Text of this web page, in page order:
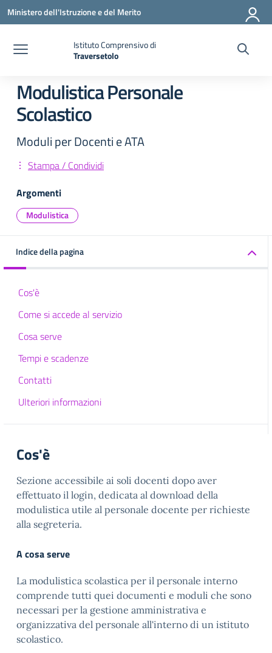
Vai ai contenuti
Vai al menu di navigazione
Vai al footer
Ministero dell'Istruzione e del Merito
Istituto Comprensivo di
Traversetolo
Modulistica Personale
Scolastico
Moduli per Docenti e ATA
Stampa / Condividi
Argomenti
Modulistica
Indice della pagina
Cos'è
Come si accede al servizio
Cosa serve
Tempi e scadenze
Contatti
Ulteriori informazioni
Cos'è
Sezione accessibile ai soli docenti dopo aver
effettuato il login, dedicata al download della
modulistica utile al personale docente per richieste
alla segreteria.
A cosa serve
La modulistica scolastica per il personale interno
comprende tutti quei documenti e moduli che sono
necessari per la gestione amministrativa e
organizzativa del personale all'interno di un istituto
scolastico.